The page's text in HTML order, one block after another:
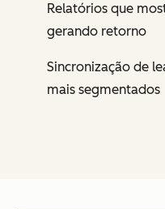
Relatórios que
gerando retorno
Sincronização de
mais segmentados